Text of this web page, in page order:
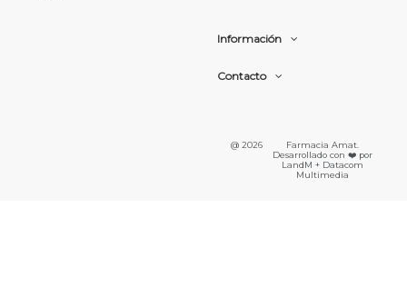
Información
Contacto
@ 2026
Farmacia Amat.
Desarrollado con ❤️ por
LandM + Datacom
Multimedia